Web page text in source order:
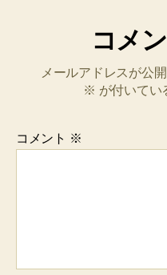
コメ
メールアドレスが公
※ が付いてい
コメント ※